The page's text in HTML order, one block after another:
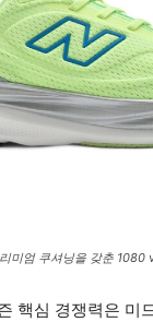
미엄 쿠셔닝을 갖춘 1080
핵심 경쟁력은 미